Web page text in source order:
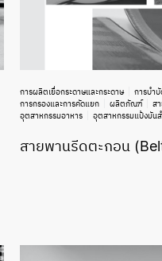
การผลิตเยื่อกระดาษและกระดาษ
การบำบั
การกรองและการคัดแยก
ผลิตภัณฑ์
ส
อุตสาหกรรมอาหาร
อุตสาหกรรมแป้งมัน
สายพานรีดตะกอน